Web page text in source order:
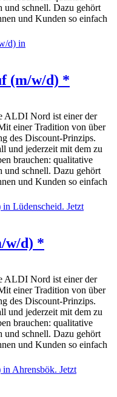
und schnell. Dazu gehört
und Kunden so einfach
(m/w/d) *
ALDI Nord ist einer der
einer Tradition von über
des Discount-Prinzips.
und jederzeit mit dem zu
brauchen: qualitative
und schnell. Dazu gehört
und Kunden so einfach
w/d) *
ALDI Nord ist einer der
einer Tradition von über
des Discount-Prinzips.
und jederzeit mit dem zu
brauchen: qualitative
und schnell. Dazu gehört
und Kunden so einfach